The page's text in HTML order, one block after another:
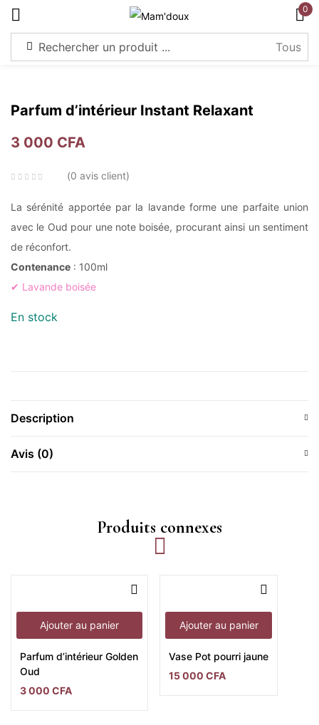
0
Parfum d’intérieur Instant Relaxant
3 000 CFA
0 avis client
La sérénité apportée par la lavande forme une parfaite union
avec le Oud pour une note boisée, procurant ainsi un sentiment
de réconfort.
Contenance : 100ml
✔ Lavande boisée
En stock
Description
Avis (0)
Produits connexes
Ajouter au panier
Parfum d’intérieur Golden
Oud
3 000 CFA
Ajouter au panier
Vase Pot pourri jaune
15 000 CFA
S'identifier
Connexion